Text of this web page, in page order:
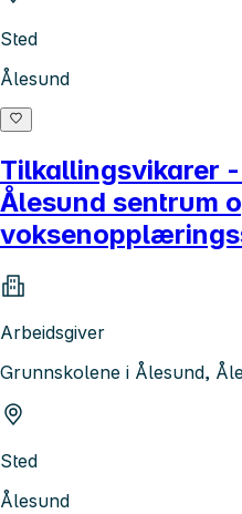
Sted
Ålesund
Tilkallingsvikarer -
Ålesund sentrum
Arbeidsgiver
Grunnskolene i Ålesund,
Sted
Ålesund